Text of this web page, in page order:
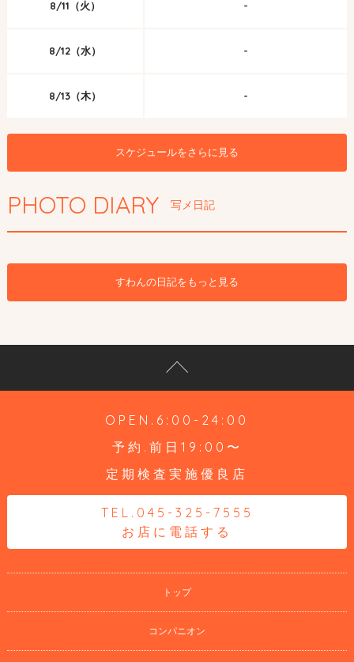
8/11（火） -
8/12（水） -
8/13（木） -
スケジュールをさらに見る
PHOTO DIARY 写メ日記
すわんの日記をもっと見る
OPEN.6:00-24:00
予約.前日19:00〜
定期検査実施優良店
TEL.045-325-7555
お店に電話する
トップ
コンパニオン